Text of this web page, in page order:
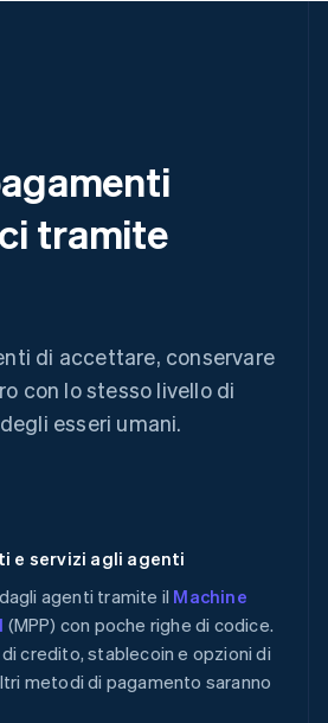
tramite
di accettare, conservare
con lo stesso livello di
esseri umani.
e servizi agli agenti
agenti tramite il Machine
(MPP) con poche righe di codice.
credito, stablecoin e opzioni di
metodi di pagamento saranno